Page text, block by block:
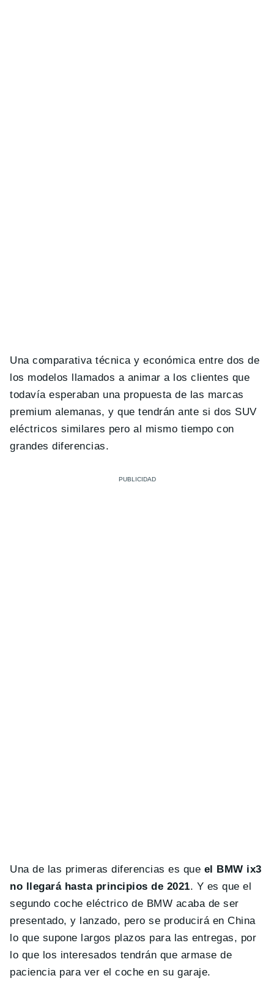
Una comparativa técnica y económica entre dos de
los modelos llamados a animar a los clientes que
todavía esperaban una propuesta de las marcas
premium alemanas, y que tendrán ante si dos SUV
eléctricos similares pero al mismo tiempo con
grandes diferencias.
Una de las primeras diferencias es que el BMW ix3
no llegará hasta principios de 2021. Y es que el
segundo coche eléctrico de BMW acaba de ser
presentado, y lanzado, pero se producirá en China
lo que supone largos plazos para las entregas, por
lo que los interesados tendrán que armase de
paciencia para ver el coche en su garaje.